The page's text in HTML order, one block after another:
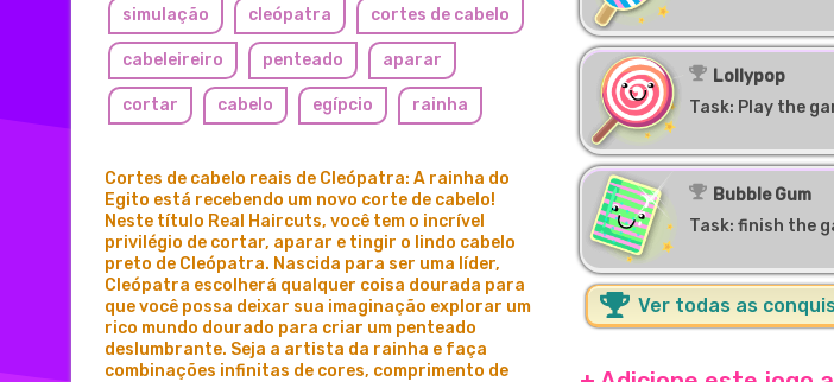
simulação cleópatra cortes de cabelo
cabeleireiro penteado aparar
cortar cabelo egípcio rainha
Cortes de cabelo reais de Cleópatra: A rainha do
Egito está recebendo um novo corte de cabelo!
Neste título Real Haircuts, você tem o incrível
privilégio de cortar, aparar e tingir o lindo cabelo
preto de Cleópatra. Nascida para ser uma líder,
Cleópatra escolherá qualquer coisa dourada para
que você possa deixar sua imaginação explorar um
rico mundo dourado para criar um penteado
deslumbrante. Seja a artista da rainha e faça
combinações infinitas de cores, comprimento de
Lollypop
Task: Play the
Bubble Gum
Task: finish the
Ver todas as